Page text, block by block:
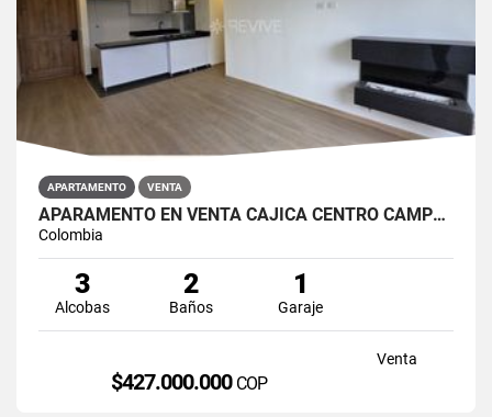
APARTAMENTO VENTA
APARAMENTO EN VENTA CAJICÁ CENTRO CAMPUS CLUB RESERVADO
Colombia
3
Alcobas
2
Baños
1
Garaje
Venta
$427.000.000 COP